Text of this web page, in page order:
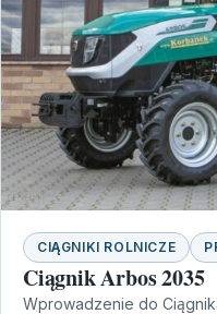
CIĄGNIKI ROLNICZE
Ciągnik Arbos 2035
Wprowadzenie do